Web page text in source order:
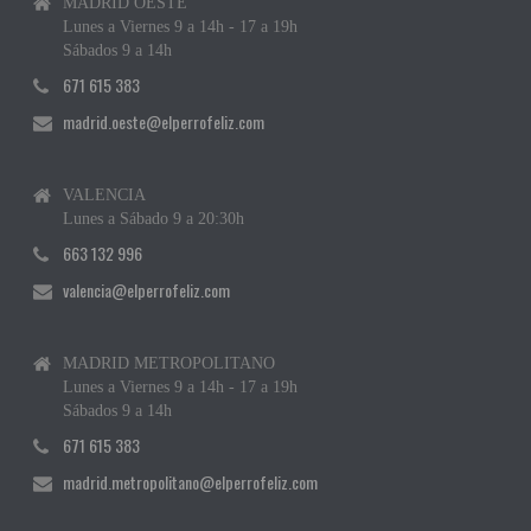
Lunes a Viernes 9 a 14h - 17 a 19h
Sábados 9 a 14h
671 615 383
madrid.oeste@elperrofeliz.com
VALENCIA
Lunes a Sábado 9 a 20:30h
663 132 996
valencia@elperrofeliz.com
MADRID METROPOLITANO
Lunes a Viernes 9 a 14h - 17 a 19h
Sábados 9 a 14h
671 615 383
madrid.metropolitano@elperrofeliz.com